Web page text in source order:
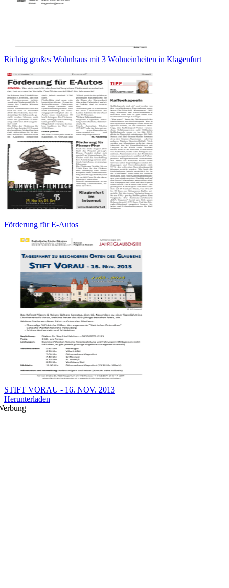
Richtig großes Wohnhaus mit 3 Wohneinheiten in Klagenfurt
Förderung für E-Autos
STIFT VORAU - 16. NOV. 2013
Herunterladen